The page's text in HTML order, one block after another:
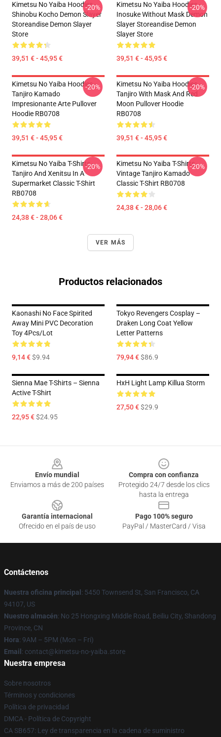
Kimetsu No Yaiba Hoodies -
Shinobu Kocho Demon Slayer
Storeandise Demon Slayer
Store
39,51 € - 45,95 €
-20%
Kimetsu No Yaiba Hoodies -
Inosuke Without Mask Demon
Slayer Storeandise Demon
Slayer Store
39,51 € - 45,95 €
-20%
Kimetsu No Yaiba Hoodies -
Tanjiro Kamado
Impresionante Arte Pullover
Hoodie RB0708
39,51 € - 45,95 €
-20%
Kimetsu No Yaiba Hoodies -
Tanjiro With Mask And Red
Moon Pullover Hoodie
RB0708
39,51 € - 45,95 €
-20%
Kimetsu No Yaiba T-Shirts -
Tanjiro And Xenitsu In A
Supermarket Classic T-Shirt
RB0708
24,38 € - 28,06 €
-20%
Kimetsu No Yaiba T-Shirts -
Vintage Tanjiro Kamado
Classic T-Shirt RB0708
24,38 € - 28,06 €
-20%
VER MÁS
Productos relacionados
Kaonashi No Face Spirited
Away Mini PVC Decoration
Toy 4Pcs/lot
9,14 €$9.94
Tokyo Revengers Cosplay –
Draken Long Coat Yellow
Letter Patterns
79,94 €$86.9
Sienna Mae T-Shirts – Sienna
Active T-Shirt
22,95 €$24.95
HxH Light Lamp Killua Storm
27,50 €$29.9
Envío mundial
Enviamos a más de 200 países
Compra con confianza
Protegido 24/7 desde los clics
hasta la entrega
Garantía internacional
Ofrecido en el país de uso
Pago 100% seguro
PayPal / MasterCard / Visa
Contáctenos
Nuestra oficina principal : 5450 Townsend St, San Francisco, CA
94107, US
Nuestro almacén: No 25 Hongxing Middle Road, Beiliu City, Shandong
Province, CN
Hora: 9AM – 5PM (Mon – Fri)
Email : contact@kimetsu-no-yaiba.store
Nuestra empresa
Sobre nosotros
Términos y condiciones
Política de privacidad
DMCA - Política de Copyright
CA SB657: Ley de transparencia en la cadena de suministro